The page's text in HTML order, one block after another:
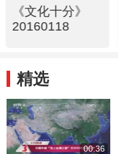
《文化十分》
20160118
精选
00:36